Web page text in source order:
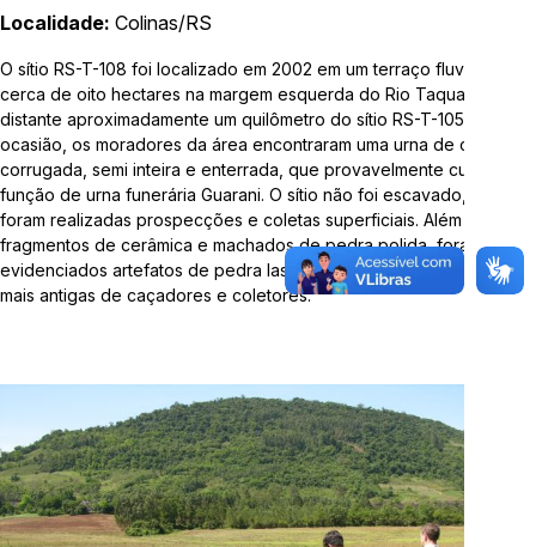
Localidade: Colinas/RS
O sítio RS-T-108 foi localizado em 2002 em um terraço fluvial com
cerca de oito hectares na margem esquerda do Rio Taquari-Antas,
distante aproximadamente um quilômetro do sítio RS-T-105. Na
ocasião, os moradores da área encontraram uma urna de cerâmica
corrugada, semi inteira e enterrada, que provavelmente cumpria
função de urna funerária Guarani. O sítio não foi escavado, mas
foram realizadas prospecções e coletas superficiais. Além de
fragmentos de cerâmica e machados de pedra polida, foram
evidenciados artefatos de pedra lascada associados a ocupações
mais antigas de caçadores e coletores.
E-mail:arqueologia@univates.br
Desenvolvido por
"Esta obra foi realizada com recursos da Lei Complementar
nº 195/2022, Lei Paulo Gustavo"